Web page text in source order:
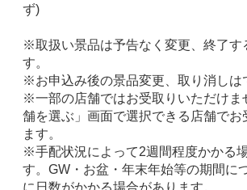
ず)
※取扱い景品は予告なく変更、終了す
す。
※お申込み後の景品変更、取り消しは
※一部の店舗ではお受取りいただけま
舗を選ぶ」画面で選択できる店舗でお
ます。
※手配状況によって2週間程度かかる
す。GW・お盆・年末年始等の期間に